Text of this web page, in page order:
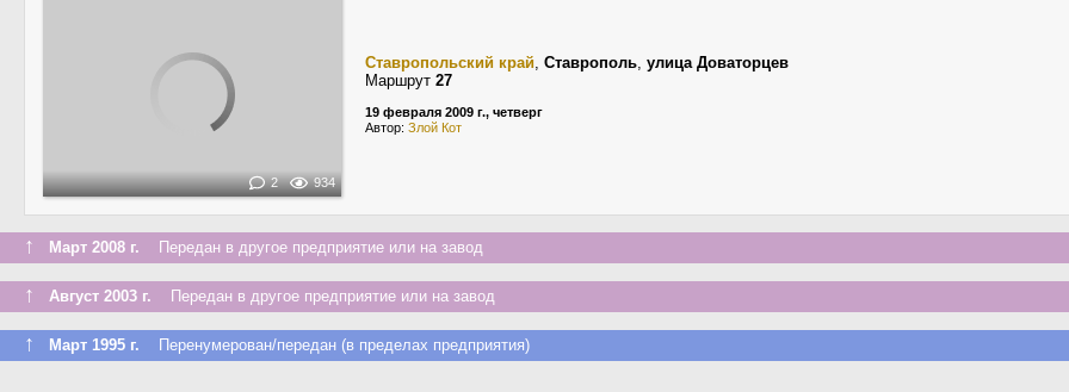
2 934
Ставропольский край, Ставрополь, улица Доваторцев
Маршрут 27
19 февраля 2009 г., четверг
Автор: Злой Кот
↑ Март 2008 г. Передан в другое предприятие или на завод
↑ Август 2003 г. Передан в другое предприятие или на завод
↑ Март 1995 г. Перенумерован/передан (в пределах предприятия)